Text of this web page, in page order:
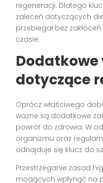
regeneracji. Dlatego
zaleceń dotyczących
przebiegał bez
czasie.
Dodatkowe
dotyczące
Oprócz właściwego
ważne są dodatkowe
powrót do zdrowia. W
organizmu oraz
odnajduje się klucz do
Przestrzeganie zasad
mogących wpłynąć na